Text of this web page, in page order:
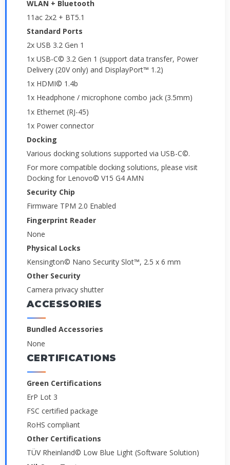
WLAN + Bluetooth
11ac 2x2 + BT5.1
Standard Ports
2x USB 3.2 Gen 1
1x USB-C© 3.2 Gen 1 (support data transfer, Power
Delivery (20V only) and DisplayPort™ 1.2)
1x HDMI© 1.4b
1x Headphone / microphone combo jack (3.5mm)
1x Ethernet (RJ-45)
1x Power connector
Docking
Various docking solutions supported via USB-C©.
For more compatible docking solutions, please visit
Docking for Lenovo© V15 G4 AMN
Security Chip
Firmware TPM 2.0 Enabled
Fingerprint Reader
None
Physical Locks
Kensington© Nano Security Slot™, 2.5 x 6 mm
Other Security
Camera privacy shutter
ACCESSORIES
Bundled Accessories
None
CERTIFICATIONS
Green Certifications
ErP Lot 3
FSC certified package
RoHS compliant
Other Certifications
TÜV Rheinland© Low Blue Light (Software Solution)